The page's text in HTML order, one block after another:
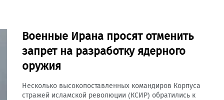
Военные Ирана просят отменить
запрет на разработку ядерного
оружия
Несколько высокопоставленных командиров Корпуса
стражей исламской революции (КСИР) обратились к